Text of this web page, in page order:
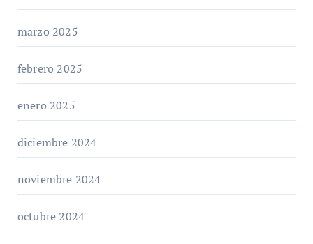
marzo 2025
febrero 2025
enero 2025
diciembre 2024
noviembre 2024
octubre 2024